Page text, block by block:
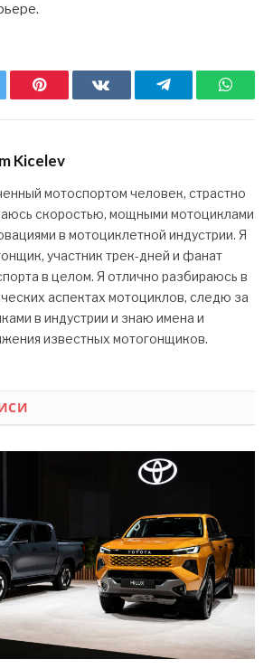
Pinterest ВКонтактеTelegram
Kicelev
мотоспортом человек, страстно
скоростью, мощными мотоциклами
в мотоциклетной индустрии. Я
участник трек-дней и фанат
в целом. Я отлично разбираюсь в
аспектах мотоциклов, следю за
в индустрии и знаю имена и
известных мотогонщиков.